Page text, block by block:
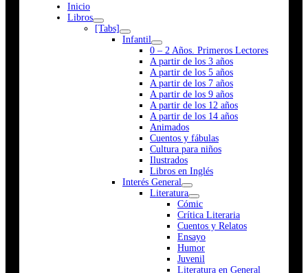
Inicio
Libros
[Tabs]
Infantil
0 – 2 Años. Primeros Lectores
A partir de los 3 años
A partir de los 5 años
A partir de los 7 años
A partir de los 9 años
A partir de los 12 años
A partir de los 14 años
Animados
Cuentos y fábulas
Cultura para niños
Ilustrados
Libros en Inglés
Interés General
Literatura
Cómic
Crítica Literaria
Cuentos y Relatos
Ensayo
Humor
Juvenil
Literatura en General